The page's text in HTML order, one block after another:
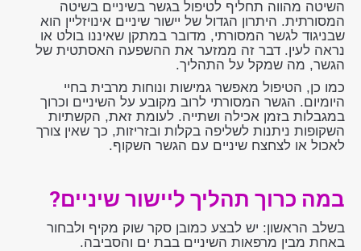
השיטה מהווה תחליף לטיפול בגשר בשיניים בשיטה
המסורתית. היתרון הגדול של יישור שיניים אינויזליין הוא
שבניגוד לגשר המסורתי, מדובר במתקן שאיננו בולט או
נראה לעין. דבר זה ממזער את ההשפעה האסתטית של
הגשר, מה שמקל על התהליך.
כמו כן, הטיפול מאפשר גמישות ונוחות מרבית בחיי
היומיום. הגשר המסורתי לרוב מקובע על השיניים וכרוך
במגבלות בזמן אכילה ושתייה. לעומת זאת, הקשתיות
השקופות ניתנות לשליפה בקלות ובזריזות, כך שאין צורך
לאכול או לצחצח שיניים עם הגשר השקוף.
במה כרוך תהליך ליישור שיניים?
בשלב הראשון: יש לבצע כמובן סקר שוק מקיף ולבחור
באחת מבין מרפאות השיניים בבת ים והסביבה.